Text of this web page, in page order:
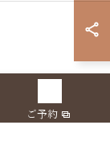
ご予約
フェイシャル専門店